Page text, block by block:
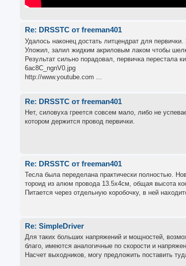
Re: DRSSTC от freeman401
Удалось наконец достать литцендрат для первички.
Уложил, залил жидким акриловым лаком чтобы
Результат сильно порадовал, первичка перестала
6ac8C_ngnV0.jpg
http://www.youtube.com ...
Re: DRSSTC от freeman401
Нет, силовуха греется совсем мало, либо не
котором держится провод первички.
Re: DRSSTC от freeman401
Тесла была переделана практически полностью.
тороид из алюм провода 13.5х4см, общая высота
Питается через отдельную коробочку, в ней
Re: SimpleDriver
Для таких больших напряжений и мощностей,
благо, имеются аналогичные по скорости и
Насчет выходников, могу предложить поставить